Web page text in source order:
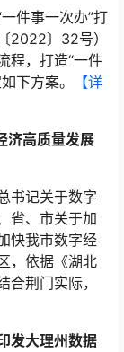
件事一次办”打
2022〕32号）
程，打造“一件
下方案。
【详
济高质量发展
书记关于数字
省、市关于加
快我市数字经
，依据《湖北
荆门实际，
发大理州数据